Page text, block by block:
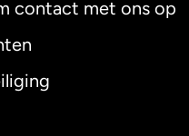
contact met ons op